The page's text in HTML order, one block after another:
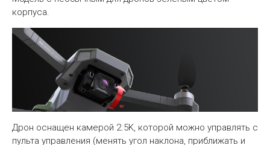
корпуса.
Дрон оснащен камерой 2.5K, которой можно управлять с
пульта управления (менять угол наклона, приближать и